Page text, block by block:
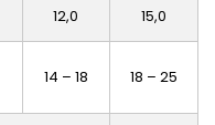
12,0 15,0
14 – 18 18 – 25